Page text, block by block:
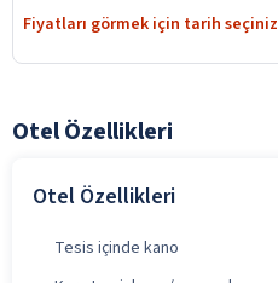
Fiyatları görmek için tarih seçiniz
Otel Özellikleri
Otel Özellikleri
Tesis içinde kano